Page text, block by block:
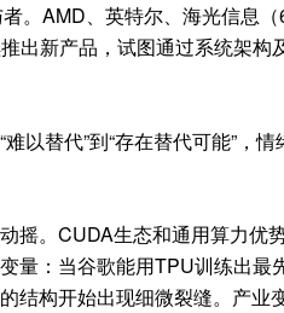
。AMD、英特尔、海光信息
出新产品，试图通过系统架
以替代”到“存在替代可能”，
摇。CUDA生态和通用算力优
量：当谷歌能用TPU训练出最
结构开始出现细微裂缝。产业